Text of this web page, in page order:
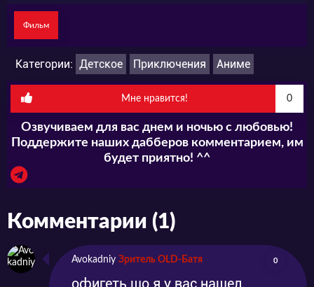
Фильм
Категории: Детское Приключения Аниме
Мне нравится! 0
Озвучиваем для вас днем и ночью с любовью!
Поддержите наших дабберов комментарием, им
будет приятно! ^^
Комментарии (1)
Avokadniy Зритель OLD-Батя 0
офигеть шо я у вас нашел,